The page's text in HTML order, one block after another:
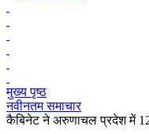
मुख्य पृष्ठ
नवीनतम समाचार
कैबिनेट ने अरुणाचल प्रदेश में